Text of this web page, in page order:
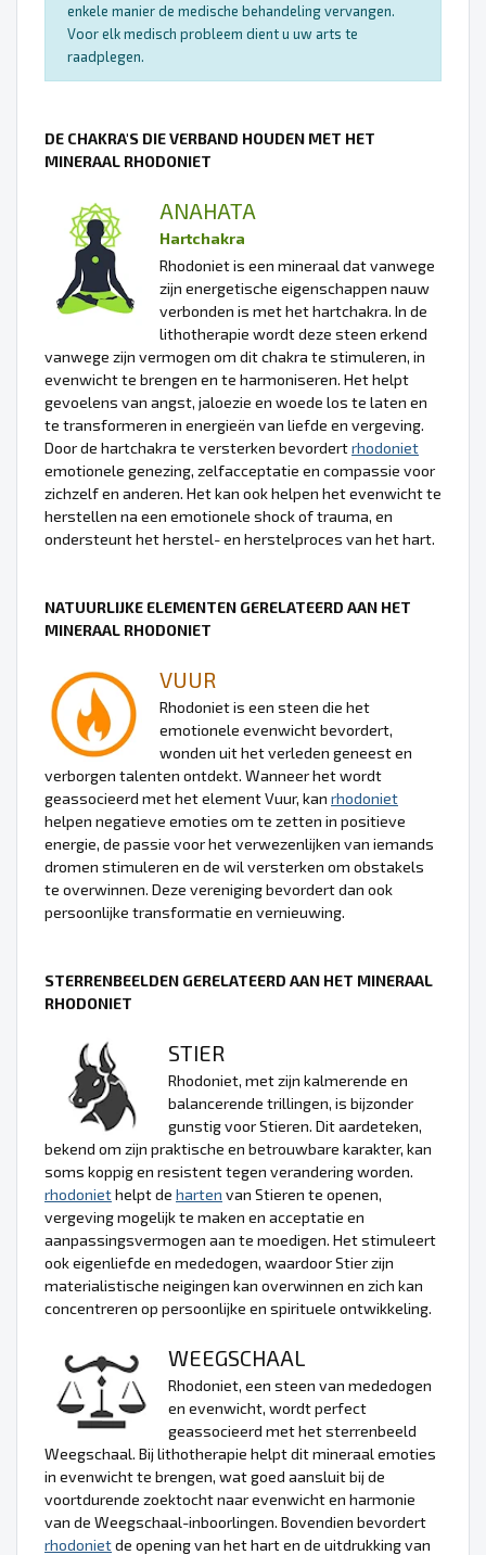
enkele manier de medische behandeling vervangen.
Voor elk medisch probleem dient u uw arts te
raadplegen.
DE CHAKRA'S DIE VERBAND HOUDEN MET HET
MINERAAL RHODONIET
ANAHATA
Hartchakra
Rhodoniet is een mineraal dat vanwege
zijn energetische eigenschappen nauw
verbonden is met het hartchakra. In de
lithotherapie wordt deze steen erkend
vanwege zijn vermogen om dit chakra te stimuleren, in
evenwicht te brengen en te harmoniseren. Het helpt
gevoelens van angst, jaloezie en woede los te laten en
te transformeren in energieën van liefde en vergeving.
Door de hartchakra te versterken bevordertrhodoniet
emotionele genezing, zelfacceptatie en compassie voor
zichzelf en anderen. Het kan ook helpen het evenwicht te
herstellen na een emotionele shock of trauma, en
ondersteunt het herstel- en herstelproces van het hart.
NATUURLIJKE ELEMENTEN GERELATEERD AAN HET
MINERAAL RHODONIET
VUUR
Rhodoniet is een steen die het
emotionele evenwicht bevordert,
wonden uit het verleden geneest en
verborgen talenten ontdekt. Wanneer het wordt
geassocieerd met het element Vuur, kan rhodoniet
helpen negatieve emoties om te zetten in positieve
energie, de passie voor het verwezenlijken van iemands
dromen stimuleren en de wil versterken om obstakels
te overwinnen. Deze vereniging bevordert dan ook
persoonlijke transformatie en vernieuwing.
STERRENBEELDEN GERELATEERD AAN HET MINERAAL
RHODONIET
STIER
Rhodoniet, met zijn kalmerende en
balancerende trillingen, is bijzonder
gunstig voor Stieren. Dit aardeteken,
bekend om zijn praktische en betrouwbare karakter, kan
soms koppig en resistent tegen verandering worden.
rhodoniethelpt de harten van Stieren te openen,
vergeving mogelijk te maken en acceptatie en
aanpassingsvermogen aan te moedigen. Het stimuleert
ook eigenliefde en mededogen, waardoor Stier zijn
materialistische neigingen kan overwinnen en zich kan
concentreren op persoonlijke en spirituele ontwikkeling.
WEEGSCHAAL
Rhodoniet, een steen van mededogen
en evenwicht, wordt perfect
geassocieerd met het sterrenbeeld
Weegschaal. Bij lithotherapie helpt dit mineraal emoties
in evenwicht te brengen, wat goed aansluit bij de
voortdurende zoektocht naar evenwicht en harmonie
van de Weegschaal-inboorlingen. Bovendien bevordert
rhodonietde opening van het hart en de uitdrukking van